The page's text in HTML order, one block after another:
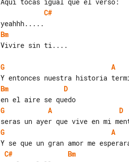
C#
Bm
Vivire sin ti....
G A
Bm
D
G
A D
G A
C#
Bm